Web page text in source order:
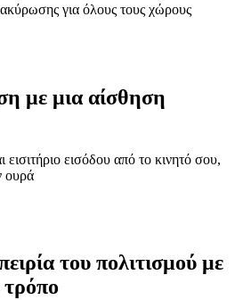
ακύρωσης για όλους τους χώρους
με μια αίσθηση
εισόδου από το κινητό σου,
ουρά
του πολιτισμού με
τρόπο